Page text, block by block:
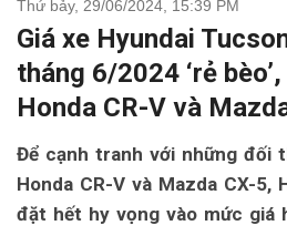
Thứ bảy, 29/06/2024, 15:39 PM
Giá xe Hyundai
tháng 6/2024 ‘rẻ
Honda CR-V và
Để cạnh tranh với những đối
Honda CR-V và Mazda CX-5,
đặt hết hy vọng vào mức giá